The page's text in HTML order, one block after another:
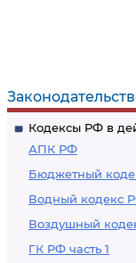
Кодексы РФ в
АПК РФ
Бюджетный
Водный кодекс
Воздушный
ГК РФ часть 1